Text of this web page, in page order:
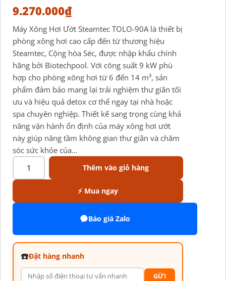
9.270.000₫
Máy Xông Hơi Ướt Steamtec TOLO-90A là thiết bị
phòng xông hơi cao cấp đến từ thương hiệu
Steamtec, Cộng hòa Séc, được nhập khẩu chính
hãng bởi Biotechpool. Với công suất 9 kW phù
hợp cho phòng xông hơi từ 6 đến 14 m³, sản
phẩm đảm bảo mang lại trải nghiệm thư giãn tối
ưu và hiệu quả detox cơ thể ngay tại nhà hoặc
spa chuyên nghiệp. Thiết kế sang trọng cùng khả
năng vận hành ổn định của máy xông hơi ướt
này giúp nâng tầm không gian thư giãn và chăm
sóc sức khỏe của…
Thêm vào giỏ hàng
⚡ Mua ngay
Báo giá Zalo
☎️Đặt hàng nhanh
GỪI